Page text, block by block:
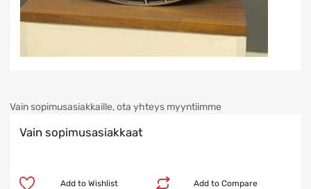
Vain sopimusasiakkaille, ota yhteys myyntiimme
Vain sopimusasiakkaat
Add to Compare
Add to Wishlist